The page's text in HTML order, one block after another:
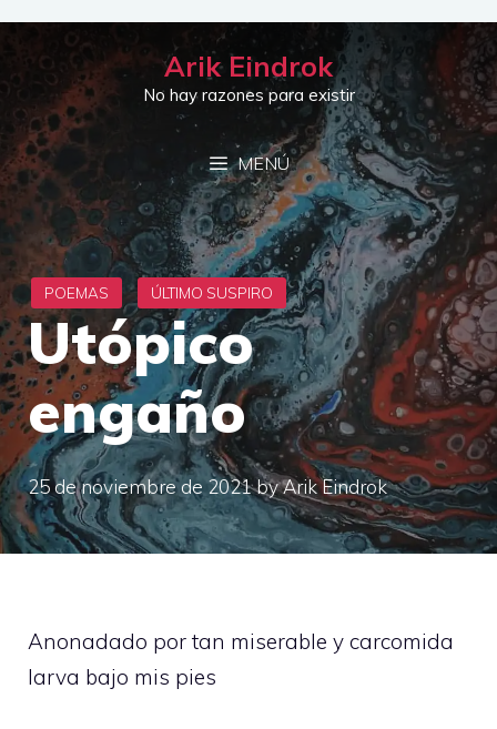
Saltar
contenido
Arik Eindrok
No hay razones para existir
MENÚ
Utópico
engaño
25 de noviembre de 2021byArik Eindrok
Anonadado por tan miserable y carcomida
larva bajo mis pies